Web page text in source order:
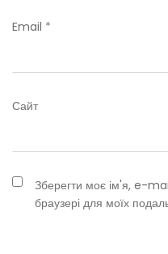
Email *
Сайт
Зберегти моє ім'я, e-
браузері для моїх